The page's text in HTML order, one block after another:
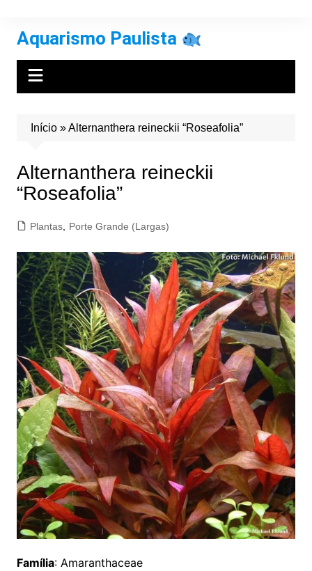
conteúdo
Aquarismo Paulista
Início»Alternanthera reineckii “Roseafolia”
Alternanthera reineckii
“Roseafolia”
Plantas, Porte Grande (Largas)
Família: Amaranthaceae